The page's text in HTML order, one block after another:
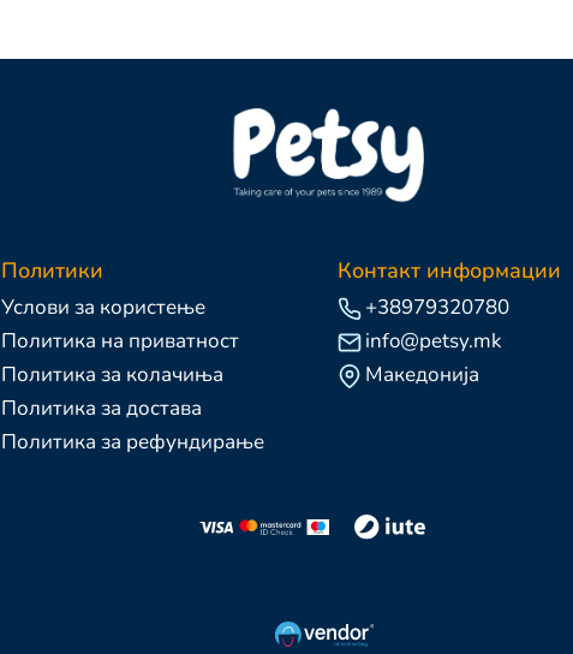
Политики
Услови за користење
Политика на приватност
Политика за колачиња
Политика за достава
Политика за рефундирање
Контакт информации
+38979320780
info@petsy.mk
Македонија